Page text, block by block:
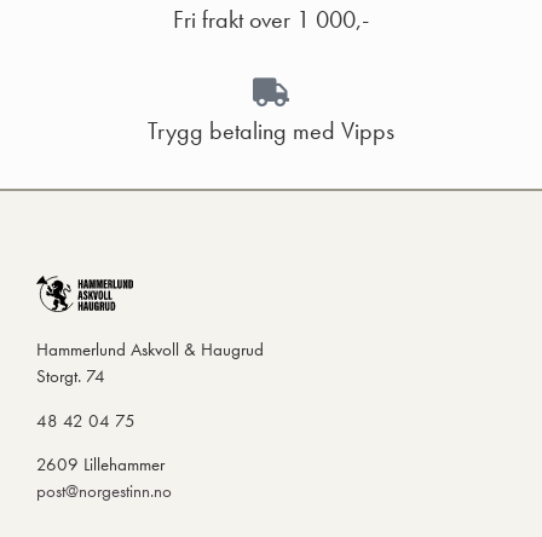
Fri frakt over 1 000,-
Trygg betaling med Vipps
Hammerlund Askvoll & Haugrud
Storgt. 74
48 42 04 75
2609 Lillehammer
post@norgestinn.no